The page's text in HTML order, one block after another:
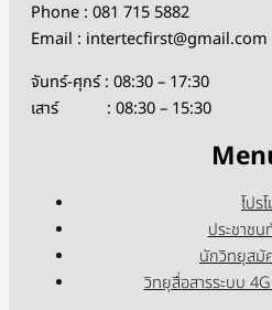
Phone : 081 715 5882
Email : intertecfirst@gmail.com
จันทร์-ศุกร์ : 08:30 – 17:30
เสาร์ : 08:30 – 15:30
โปร
ประชาชน
นักวิทยุสมั
วิทยุสื่อสารระบบ